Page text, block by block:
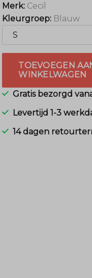
Merk: Cecil
Kleurgroep: Blauw
TOEVOEGEN
WINKELWAGEN
Gratis bezorgd
Levertijd 1-3
14 dagen